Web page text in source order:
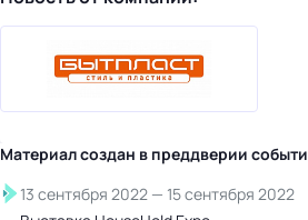
Материал создан в преддверии
13 сентября 2022 — 15 сентября 2022